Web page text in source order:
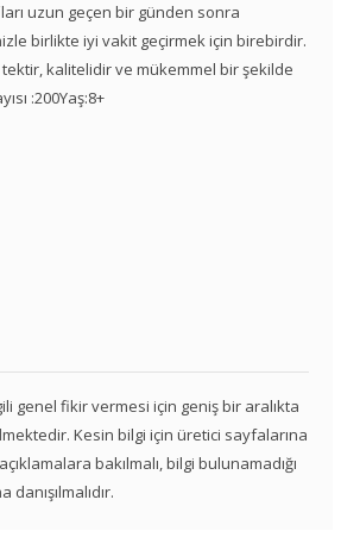
uzun geçen bir günden sonra
birlikte iyi vakit geçirmek için birebirdir.
kalitelidir ve mükemmel bir şekilde
:200Yaş:8+
genel fikir vermesi için geniş bir aralıkta
Kesin bilgi için üretici sayfalarına
bakılmalı, bilgi bulunamadığı